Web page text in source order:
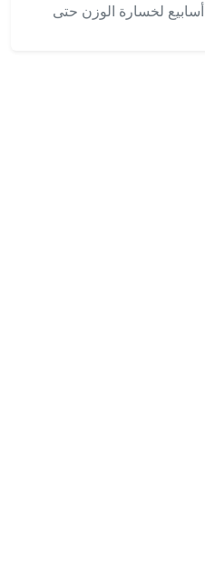
أنا سارة بوب فيت وهذا تحدي 3 أسابيع لخسارة الوزن حتى